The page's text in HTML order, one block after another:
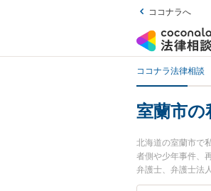
ココナラへ
ココナラ法律相談
室蘭市の
北海道の室蘭市で
者側や少年事件、
弁護士、弁護士法
ラブルを今すぐに